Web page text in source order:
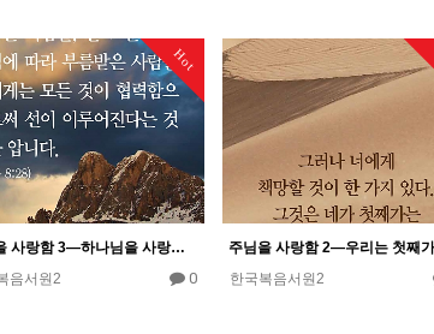
Hot
주님을 사랑함 3―하나님을 사랑하는 사람들에게는 모든 것이 협력함으로써 선이 이루어진다.
음서원2
0
한국복음서원2